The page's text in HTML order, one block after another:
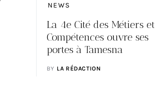
NEWS
La 4e Cité des Métiers et
Compétences ouvre ses
portes à Tamesna
BY LA RÉDACTION